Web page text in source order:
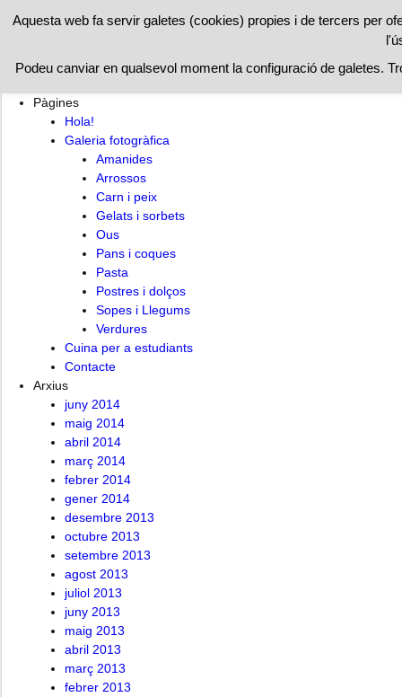
Hola! Cuina per a estudiants Contacte
Pàgines
Hola!
Galeria fotogràfica
Amanides
Arrossos
Carn i peix
Gelats i sorbets
Ous
Pans i coques
Pasta
Postres i dolços
Sopes i Llegums
Verdures
Cuina per a estudiants
Contacte
Arxius
juny 2014
maig 2014
abril 2014
març 2014
febrer 2014
gener 2014
desembre 2013
octubre 2013
setembre 2013
agost 2013
juliol 2013
juny 2013
maig 2013
abril 2013
març 2013
febrer 2013
Aquesta web fa servir galetes (cookies) propies i de tercers per
Podeu canviar en qualsevol moment la configuració de galetes.